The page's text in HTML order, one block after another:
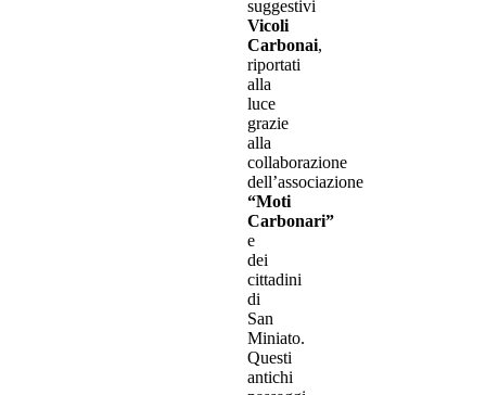
suggestivi
Vicoli
Carbonai,
riportati
alla
luce
grazie
alla
collaborazione
dell’associazione
“Moti
Carbonari”
e
dei
cittadini
di
San
Miniato.
Questi
antichi